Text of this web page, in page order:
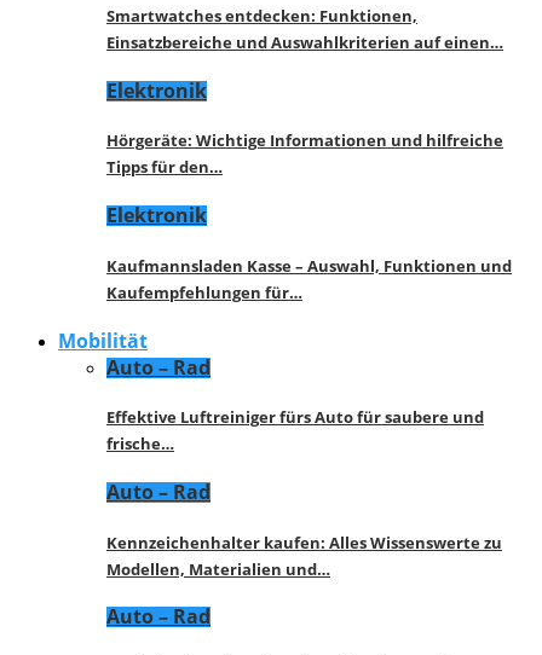
Smartwatches entdecken: Funktionen,
Einsatzbereiche und Auswahlkriterien auf einen…
Elektronik
Hörgeräte: Wichtige Informationen und hilfreiche
Tipps für den…
Elektronik
Kaufmannsladen Kasse – Auswahl, Funktionen und
Kaufempfehlungen für…
Mobilität
Auto – Rad
Effektive Luftreiniger fürs Auto für saubere und
frische…
Auto – Rad
Kennzeichenhalter kaufen: Alles Wissenswerte zu
Modellen, Materialien und…
Auto – Rad